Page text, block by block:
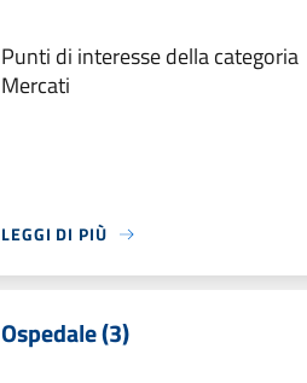
Punti di interesse della categoria
Mercati
LEGGI DI PIÙ
Ospedale (3)